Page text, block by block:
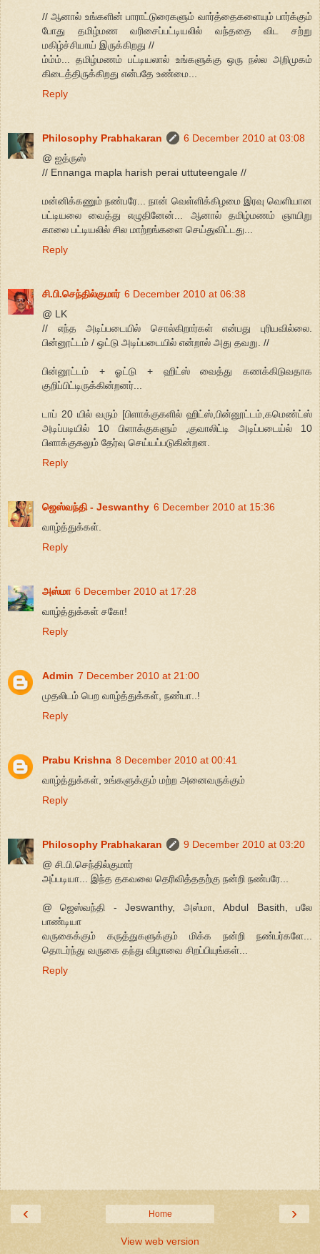
// ஆனால் உங்களின் பாராட்டுரைகளும் வார்த்தைகளையும் பார்க்கும்
போது தமிழ்மண வரிசைப்பட்டியலில் வந்ததை விட சற்று
மகிழ்ச்சியாய் இருக்கிறது //
ம்ம்ம்... தமிழ்மணம் பட்டியலால் உங்களுக்கு ஒரு நல்ல அறிமுகம்
கிடைத்திருக்கிறது என்பதே உண்மை...
Reply
Philosophy Prabhakaran
6 December 2010 at 03:08
@ ஐத்ருஸ்
// Ennanga mapla harish perai uttuteengale //
மன்னிக்கணும் நண்பரே... நான் வெள்ளிக்கிழமை இரவு வெளியான
பட்டியலை வைத்து எழுதினேன்... ஆனால் தமிழ்மணம் ஞாயிறு
காலை பட்டியலில் சில மாற்றங்களை செய்துவிட்டது...
Reply
சி.பி.செந்தில்குமார் 6 December 2010 at 06:38
@ LK
// எந்த அடிப்படையில் சொல்கிறார்கள் என்பது புரியவில்லை.
பின்னூட்டம் / ஒட்டு அடிப்படையில் என்றால் அது தவறு. //
பின்னூட்டம் + ஓட்டு + ஹிட்ஸ் வைத்து கணக்கிடுவதாக
குறிப்பிட்டிருக்கின்றனர்...
டாப் 20 யில் வரும் [பிளாக்குகளில் ஹிட்ஸ்,பின்னூட்டம்,கமெண்ட்ஸ்
அடிப்படியில் 10 பிளாக்குகளும் ,குவாலிட்டி அடிப்படைய்ல் 10
பிளாக்குகலும் தேர்வு செய்யப்படுகின்றன.
Reply
ஜெஸ்வந்தி - Jeswanthy 6 December 2010 at 15:36
வாழ்த்துக்கள்.
Reply
அஸ்மா 6 December 2010 at 17:28
வாழ்த்துக்கள் சகோ!
Reply
Admin 7 December 2010 at 21:00
முதலிடம் பெற வாழ்த்துக்கள், நண்பா..!
Reply
Prabu Krishna 8 December 2010 at 00:41
வாழ்த்துக்கள், உங்களுக்கும் மற்ற அனைவருக்கும்
Reply
Philosophy Prabhakaran
9 December 2010 at 03:20
@ சி.பி.செந்தில்குமார்
அப்படியா... இந்த தகவலை தெரிவித்ததற்கு நன்றி நண்பரே...
@ ஜெஸ்வந்தி - Jeswanthy, அஸ்மா, Abdul Basith, பலே
பாண்டியா
வருகைக்கும் கருத்துகளுக்கும் மிக்க நன்றி நண்பர்களே...
தொடர்ந்து வருகை தந்து விழாவை சிறப்பியுங்கள்...
Reply
‹ ›
Home
View web version